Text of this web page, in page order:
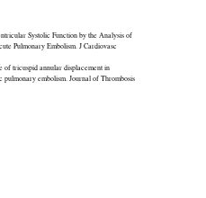
Systolic Function by the Analysis of
Pulmonary Embolism. J Cardiovasc
of tricuspid annular displacement in
pulmonary embolism. Journal of Thrombosis